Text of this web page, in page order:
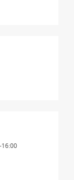
16:00